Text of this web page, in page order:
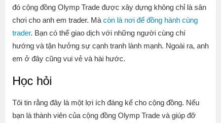
đó cộng đồng Olymp Trade được xây dựng không chỉ là sân
chơi cho anh em trader. Mà còn là nơi để đồng hành cùng
trader. Bạn có thể giao dịch với những người cùng chí
hướng và tận hưởng sự cạnh tranh lành mạnh. Ngoài ra, anh
em ở đây cũng vui vẻ và hài hước.
Học hỏi
Tôi tin rằng đây là một lợi ích đáng kể cho cộng đồng. Nếu
bạn là thành viên của cộng đồng Olymp Trade và giúp đỡ